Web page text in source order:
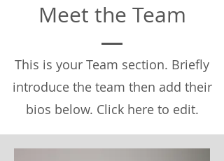
Meet the Team
This is your Team section. Briefly
introduce the team then add their
bios below. Click here to edit.